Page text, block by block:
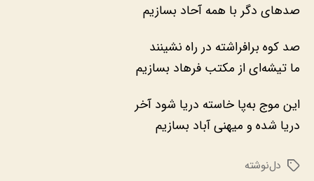
صدهای دگر با همه آحاد بسازیم
صد کوه برافراشته در راه نشینند
ما تیشه‌ای از مکتب فرهاد بسازیم
این موج به‌پا خاسته دریا شود آخر
دریا شده و میهنی آباد بسازیم
برچسب‌ها
دل‌نوشته